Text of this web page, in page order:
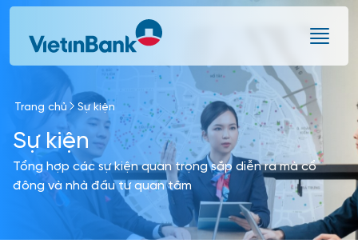
Skip to Main Content
Trang chủ Sự kiện
Sự kiện
Tổng hợp các sự kiện quan trọng sắp diễn ra mà cổ
đông và nhà đầu tư quan tâm